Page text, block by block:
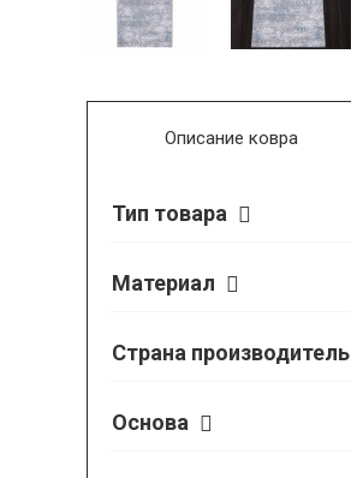
Описание ковра
Тип товара
Материал
Страна производитель
Основа